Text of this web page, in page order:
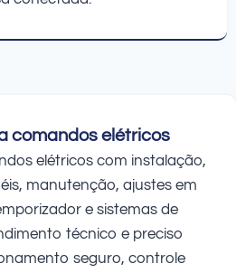
comandos elétricos
elétricos com instalação,
manutenção, ajustes em
e sistemas de
técnico e preciso
seguro, controle